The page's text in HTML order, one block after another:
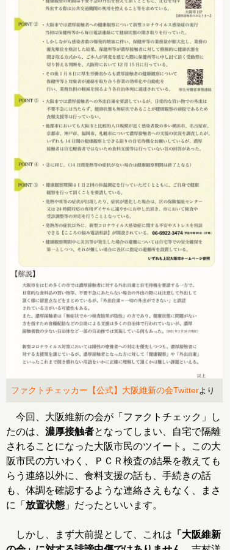
ファクトチェッカー【公式】大阪維新の会Twitterより
今回、大阪維新の会が「ファクトチェック」し
たのは、 濃厚接触者となってしまい、自宅で隔離
されることになった大阪市民のツイート。この大
阪市民の方いわく、ＰＣＲ検査の結果を教えても
らう連絡以外に、食料支援の話も、手続きの話
も、体調を確認するような連絡さえもなく、まさ
に「 放置状態 」だったといいます。
しかし、まず大前提として、これは 「大阪維新